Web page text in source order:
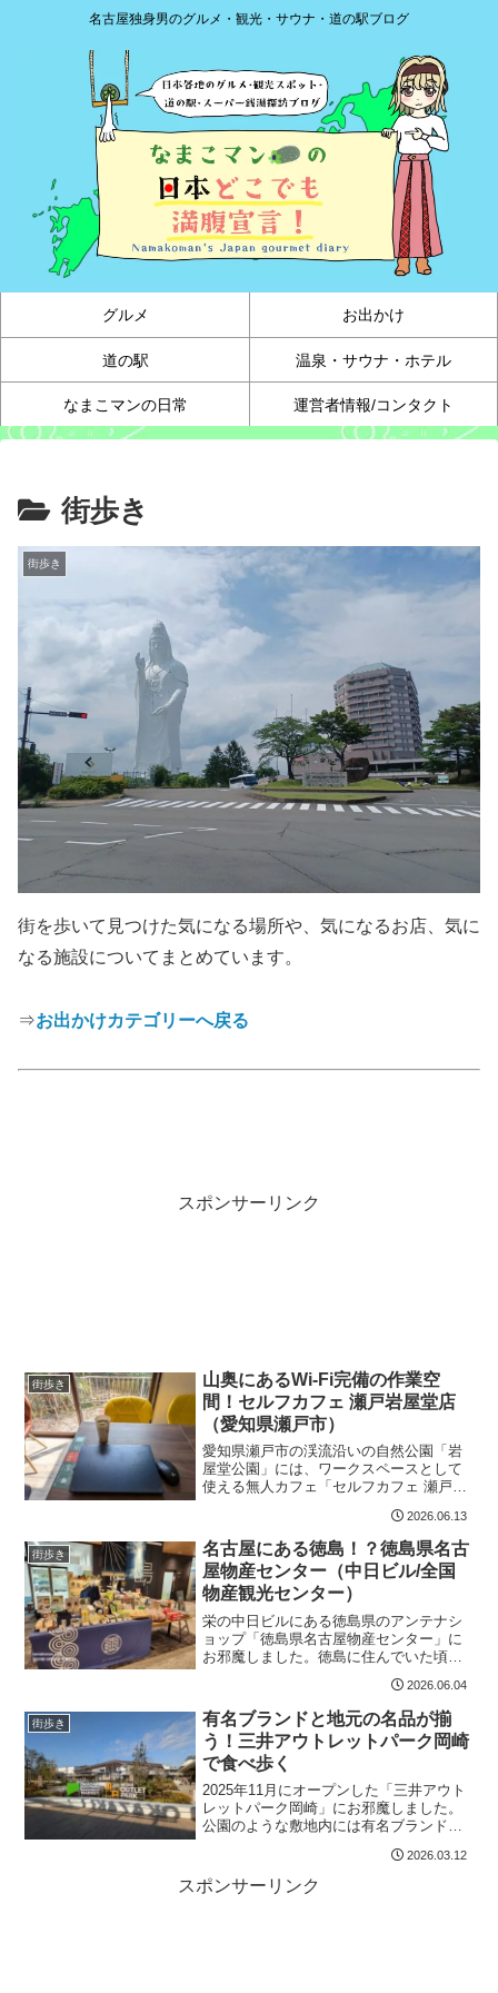
名古屋独身男のグルメ・観光・サウナ・道の駅ブログ
グルメ お出かけ
道の駅 温泉・サウナ・ホテル
なまこマンの日常 運営者情報/コンタクト
街歩き
街歩き
街を歩いて見つけた気になる場所や、気になるお店、気に
なる施設についてまとめています。
⇒お出かけカテゴリーへ戻る
スポンサーリンク
街歩き
山奥にあるWi-Fi完備の作業空
間！セルフカフェ 瀬戸岩屋堂店
（愛知県瀬戸市）
愛知県瀬戸市の渓流沿いの自然公園「岩
屋堂公園」には、ワークスペースとして
使える無人カフェ「セルフカフェ 瀬戸岩
電源も利用可能で、深夜営業もしていま
す！
2026.06.13
街歩き
名古屋にある徳島！？徳島県名古
屋物産センター（中日ビル/全国
物産観光センター）
栄の中日ビルにある徳島県のアンテナシ
ョップ「徳島県名古屋物産センター」に
お邪魔しました。徳島に住んでいた頃を
大野海苔などの徳島名物を購入しまし
た。中部徳島県人会主催の「阿波おどり
教室」にも参加しました。
2026.06.04
街歩き
有名ブランドと地元の名品が揃
う！三井アウトレットパーク岡崎
で食べ歩く
2025年11月にオープンした「三井アウト
レットパーク岡崎」にお邪魔しました。
公園のような敷地内には有名ブランドの
す。岡崎市の人気店「暴れん坊チキン」
のからあげと、「ダカフェ」のフルーツ
サンドを頂きました！
2026.03.12
スポンサーリンク